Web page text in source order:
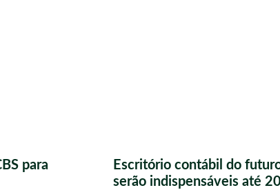
para
Escritório contábil do
serão indispensáveis até